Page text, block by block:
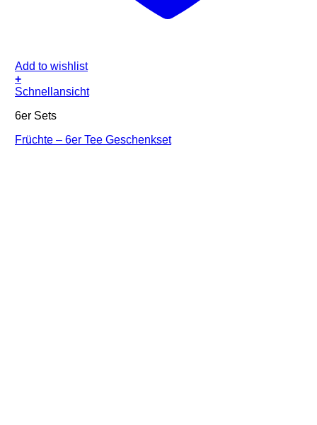
Add to wishlist
+
Schnellansicht
6er Sets
Früchte – 6er Tee Geschenkset